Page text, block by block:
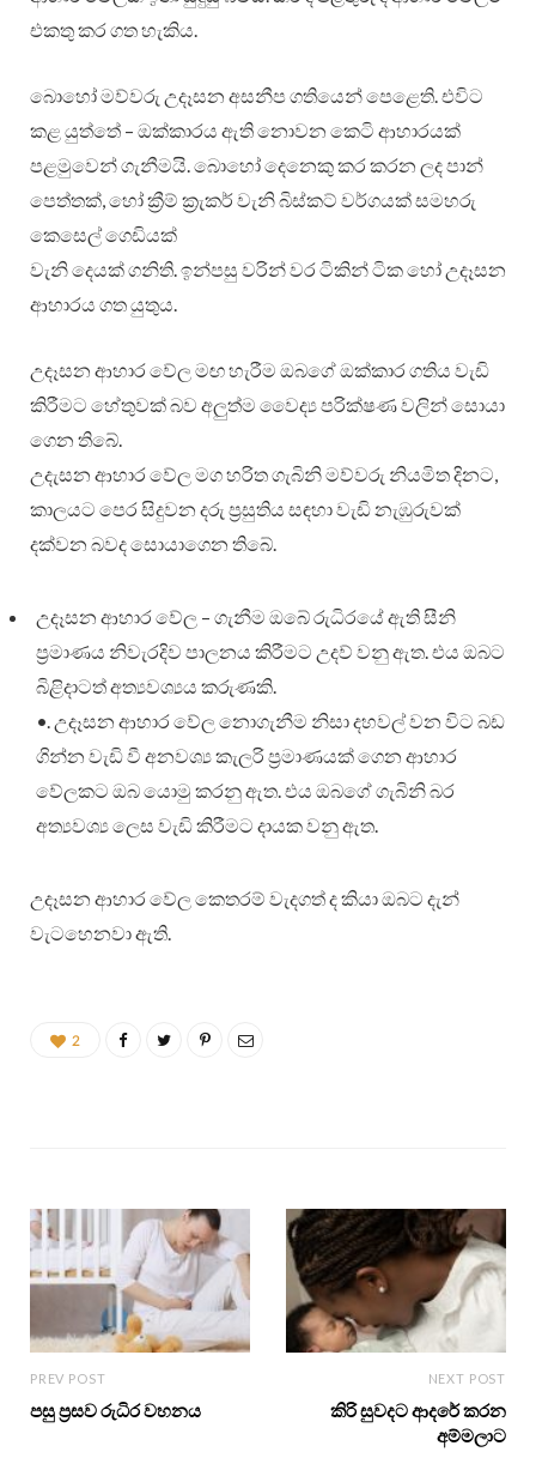
එකතු කර ගත හැකිය.
බොහෝ මව්වරු උදෑසන අසනීප ගතියෙන් පෙළෙති. එවිට
කළ යුත්තේ – ඔක්කාරය ඇති නොවන කෙටි ආහාරයක්
පළමුවෙන් ගැනීමයි. බොහෝ දෙනෙකු කර කරන ලද පාන්
පෙත්තක්, හෝ ක්‍රීම් ක්‍රැකර් වැනි බිස්කට් වර්ගයක් සමහරු
කෙසෙල් ගෙඩියක්
වැනි දෙයක් ගනිති. ඉන්පසු වරින් වර ටිකින් ටික හෝ උදෑසන
ආහාරය ගත යුතුය.
උදෑසන ආහාර වේල මඟ හැරීම ඔබගේ ඔක්කාර ගතිය වැඩි
කිරීමට හේතුවක් බව අලුත්ම වෛද්‍ය පරික්ෂණ වලින් සොයා
ගෙන තිබේ.
උදැසන ආහාර වේල මග හරිත ගැබිනි මව්වරු නියමිත දිනට,
කාලයට පෙර සිදුවන දරු ප්‍රසුතිය සඳහා වැඩි නැඹුරුවක්
දක්වන බවද සොයාගෙන තිබේ.
උදෑසන ආහාර වේල – ගැනීම ඔබේ රුධිරයේ ඇති සීනි
ප්‍රමාණය නිවැරදිව පාලනය කිරීමට උදව් වනු ඇත. එය ඔබට
බිළිදාටත් අත්‍යවශ්‍යය කරුණකි.
•. උදෑසන ආහාර වේල නොගැනීම නිසා දහවල් වන විට බඩ
ගින්න වැඩි වී අනවශ්‍ය කැලරි ප්‍රමාණයක් ගෙන ආහාර
වේලකට ඔබ යොමු කරනු ඇත. එය ඔබගේ ගැබිනි බර
අත්‍යවශ්‍ය ලෙස වැඩි කිරීමට දායක වනු ඇත.
උදෑසන ආහාර වේල කෙතරම් වැදගත් ද කියා ඔබට දැන්
වැටහෙනවා ඇති.
2
PREV POST
පසු ප්‍රසව රුධිර වහනය
NEXT POST
කිරි සුවදට ආදරේ කරන
අම්මලාට